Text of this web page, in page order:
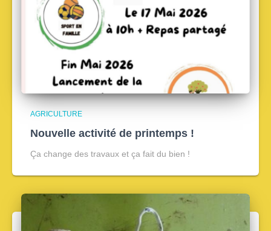
AGRICULTURE
Nouvelle activité de printemps !
Ça change des travaux et ça fait du bien !